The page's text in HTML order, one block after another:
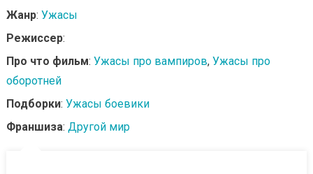
Жанр: Ужасы
Режиссер:
Про что фильм: Ужасы про вампиров, Ужасы про
оборотней
Подборки: Ужасы боевики
Франшиза: Другой мир